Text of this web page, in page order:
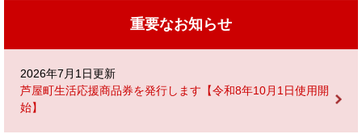
重要なお知らせ
2026年7月1日更新
芦屋町生活応援商品券を発行します【令和8年10月1日使用開
始】